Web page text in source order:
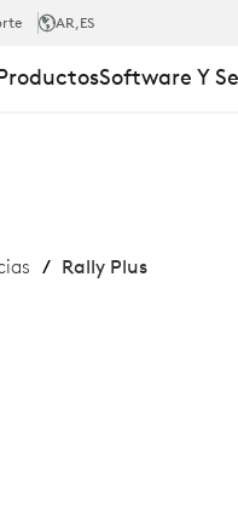
AR,ES
Software Y
Rally Plus